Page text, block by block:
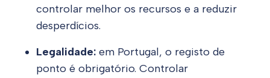
controlar melhor os recursos e a reduzir
desperdícios.
Legalidade: em Portugal, o registo de
ponto é obrigatório. Controlar